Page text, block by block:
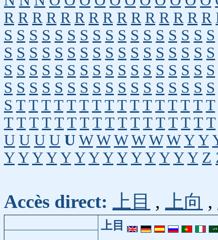
R R R R R R R R R R R R R R R
S S S S S S S S S S S S S S S S S
S S S S S S S S S S S S S S S S S
S S S S S S S S S S S S S S S S S
S S S S S S S S S S S S S S S S S
S T T T T T T T T T T T T T T T T
T T T T T T T T T T T T T T T T T
U U U U U W W W W W W Y Y
Y Y Y Y Y Y Y Y Y Y Y Y Y Y Z
Accès direct: 上目 , 上向 ,
上目